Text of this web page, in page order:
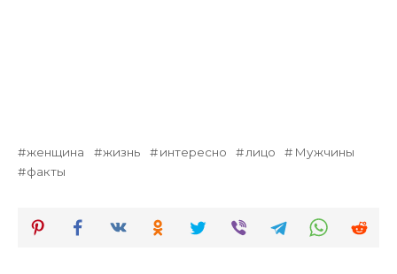
женщина жизнь интересно лицо
Мужчины
факты